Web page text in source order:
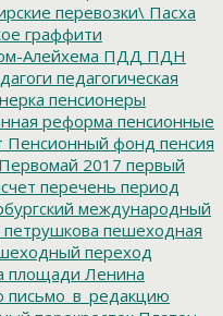
перевозки\ Пасха
граффити
Алейхема ПДД ПДН
педагогическая
пенсионеры
реформа пенсионные
Пенсионный фонд пенсия
Первомай 2017 первый
перечень период
международный
петрушкова пешеходная
переход
площади Ленина
письмо_в_редакцию